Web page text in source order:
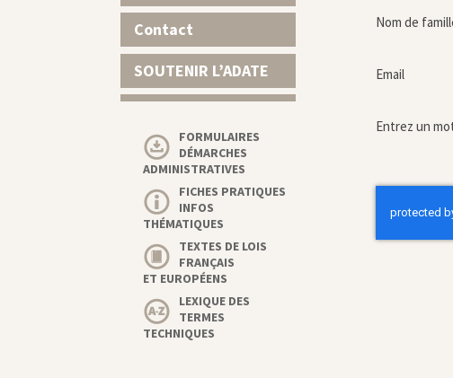
Nom de
Email
Entrez un
Contact
SOUTENIR L’ADATE
FORMULAIRES
DÉMARCHES
ADMINISTRATIVES
FICHES PRATIQUES
INFOS
THÉMATIQUES
TEXTES DE LOIS
FRANÇAIS
ET EUROPÉENS
LEXIQUE DES
TERMES
TECHNIQUES